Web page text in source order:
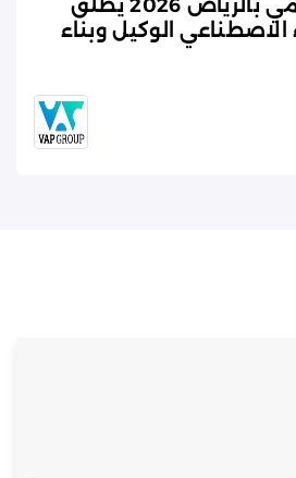
الاصطناعي العالمي بالرياض 2026 يطلق
الاصطناعي الوكيل وبناء